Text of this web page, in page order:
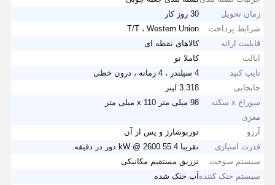
زمان تحویل
30 روز کار
شرایط پرداخت
T/T ، Western Union
قابلیت ارائه
کالاهای نقطه ای
ایالت
کاملا نو
تایپ کنید
4 سیلندر ، 4 زمانه ، درون خطی
جابجایی
3.318 لیتر
سوراخ x سکته
مغزی
98 میلی متر x 110 میلی متر
آرزو
توربوشارژ و پس از آن
قدرت امتیازی
تقریبا 55.4 kW @ 2600 دور در دقیقه
سیستم سوخت
تزریق مستقیم مکانیکی
سیستم خنک کننده آب خنک شده